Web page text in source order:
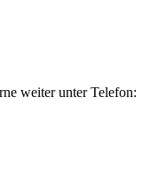
weiter unter Telefon: